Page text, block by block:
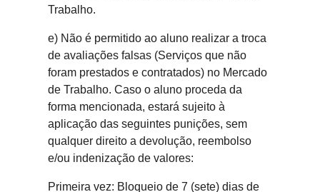
Trabalho.
e) Não é permitido ao aluno realizar a troca
de avaliações falsas (Serviços que não
foram prestados e contratados) no Mercado
de Trabalho. Caso o aluno proceda da
forma mencionada, estará sujeito à
aplicação das seguintes punições, sem
qualquer direito a devolução, reembolso
e/ou indenização de valores:
Primeira vez: Bloqueio de 7 (sete) dias de